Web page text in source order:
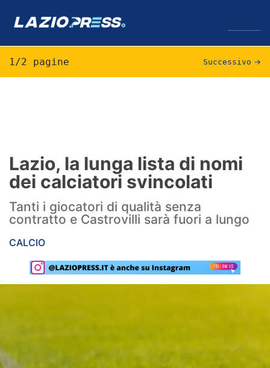
Formello
Infortuni
Primavera
Lazio Women
Rassegna Lazio
1/2 pagine Successivo →
Lazio, la lunga lista di nomi
dei calciatori svincolati
Tanti i giocatori di qualità senza
contratto e Castrovilli sarà fuori a lungo
CALCIO